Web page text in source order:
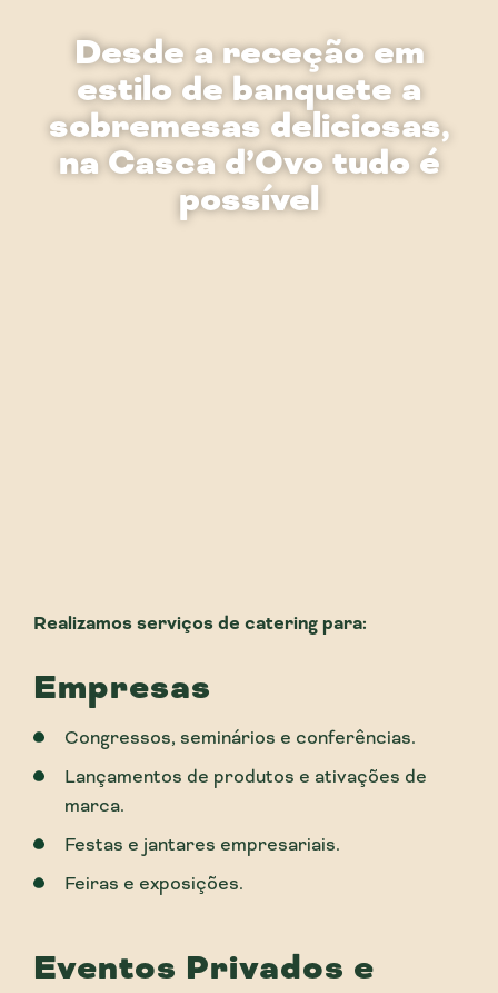
Desde a receção em
estilo de banquete a
sobremesas deliciosas,
na Casca d’Ovo tudo é
possível
Realizamos serviços de catering para:
Empresas
Congressos, seminários e conferências.
Lançamentos de produtos e ativações de
marca.
Festas e jantares empresariais.
Feiras e exposições.
Eventos Privados e